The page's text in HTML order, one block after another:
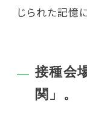
じられた記憶
接種会
関」。